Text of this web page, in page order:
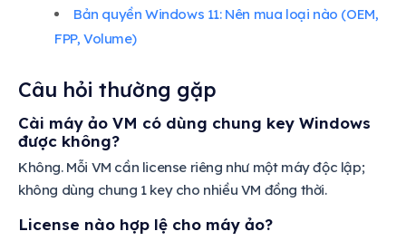
Bản quyền Windows 11: Nên mua loại nào (OEM,
FPP, Volume)
Câu hỏi thường gặp
Cài máy ảo VM có dùng chung key Windows
được không?
Không. Mỗi VM cần license riêng như một máy độc lập;
không dùng chung 1 key cho nhiều VM đồng thời.
License nào hợp lệ cho máy ảo?